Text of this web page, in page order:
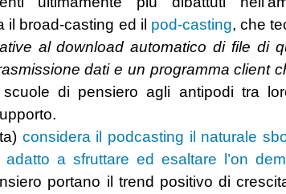
il broad-casting ed il pod-casting, che
al download automatico di file di
dati e un programma client
di pensiero agli antipodi tra
considera il podcasting il naturale
a sfruttare ed esaltare l’on
portano il trend positivo di